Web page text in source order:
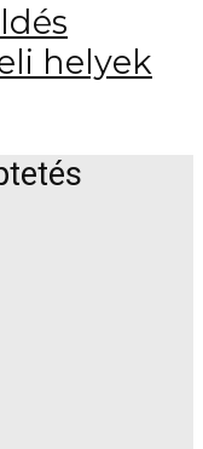
helyek